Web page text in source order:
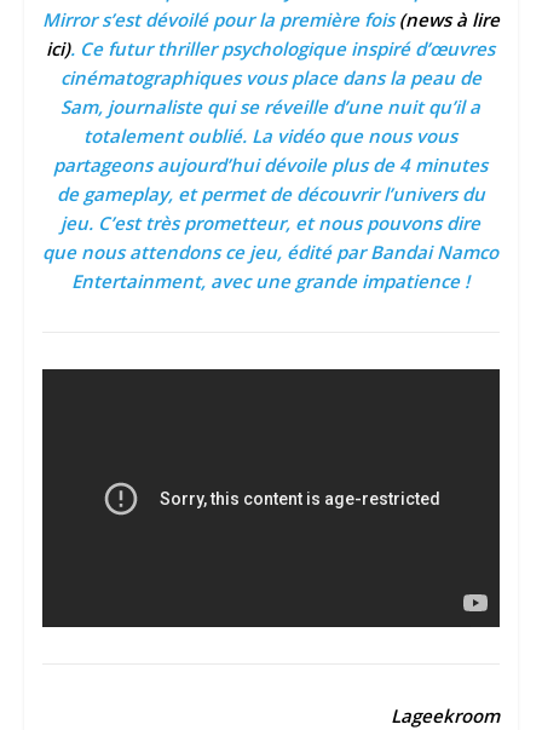
Mirror s’est dévoilé pour la première fois(news à lire
ici). Ce futur thriller psychologique inspiré d’œuvres
cinématographiques vous place dans la peau de
Sam, journaliste qui se réveille d’une nuit qu’il a
totalement oublié. La vidéo que nous vous
partageons aujourd’hui dévoile plus de 4 minutes
de gameplay, et permet de découvrir l’univers du
jeu. C’est très prometteur, et nous pouvons dire
que nous attendons ce jeu, édité par Bandai Namco
Entertainment, avec une grande impatience !
Lageekroom